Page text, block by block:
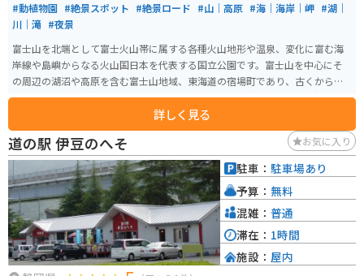
#動植物園 #絶景スポット #絶景ロード #山｜高原 #海｜海岸｜岬 #湖｜
川｜滝 #夜景
富士山を北端として富士火山帯に属する各種火山地形や温泉、変化に富む海
岸線や島嶼からなる火山国日本を代表する国立公園です。富士山を中心にそ
の周辺の湖沼や高原を含む富士山地域、東海道の宿場町であり、古くから温
泉地として名高い箱根地域、天城連山と変化に富んだ海岸線、そして温泉が
魅力の伊豆半島地域、今日でも火山活動が活発な島々を含む洋上の火山島か
らなる伊豆諸島地域の4地域に分けられます。いたるところから秀麗な富士山
が眺望でき、首都圏に近いこともあって、日本で来訪者が最も多い国立公園で
す。
詳しく見る
道の駅 伊豆のへそ お気に入り
駐車： 駐車場あり
予算： 無料
混雑： 普通
滞在： 1時間
施設： 屋内